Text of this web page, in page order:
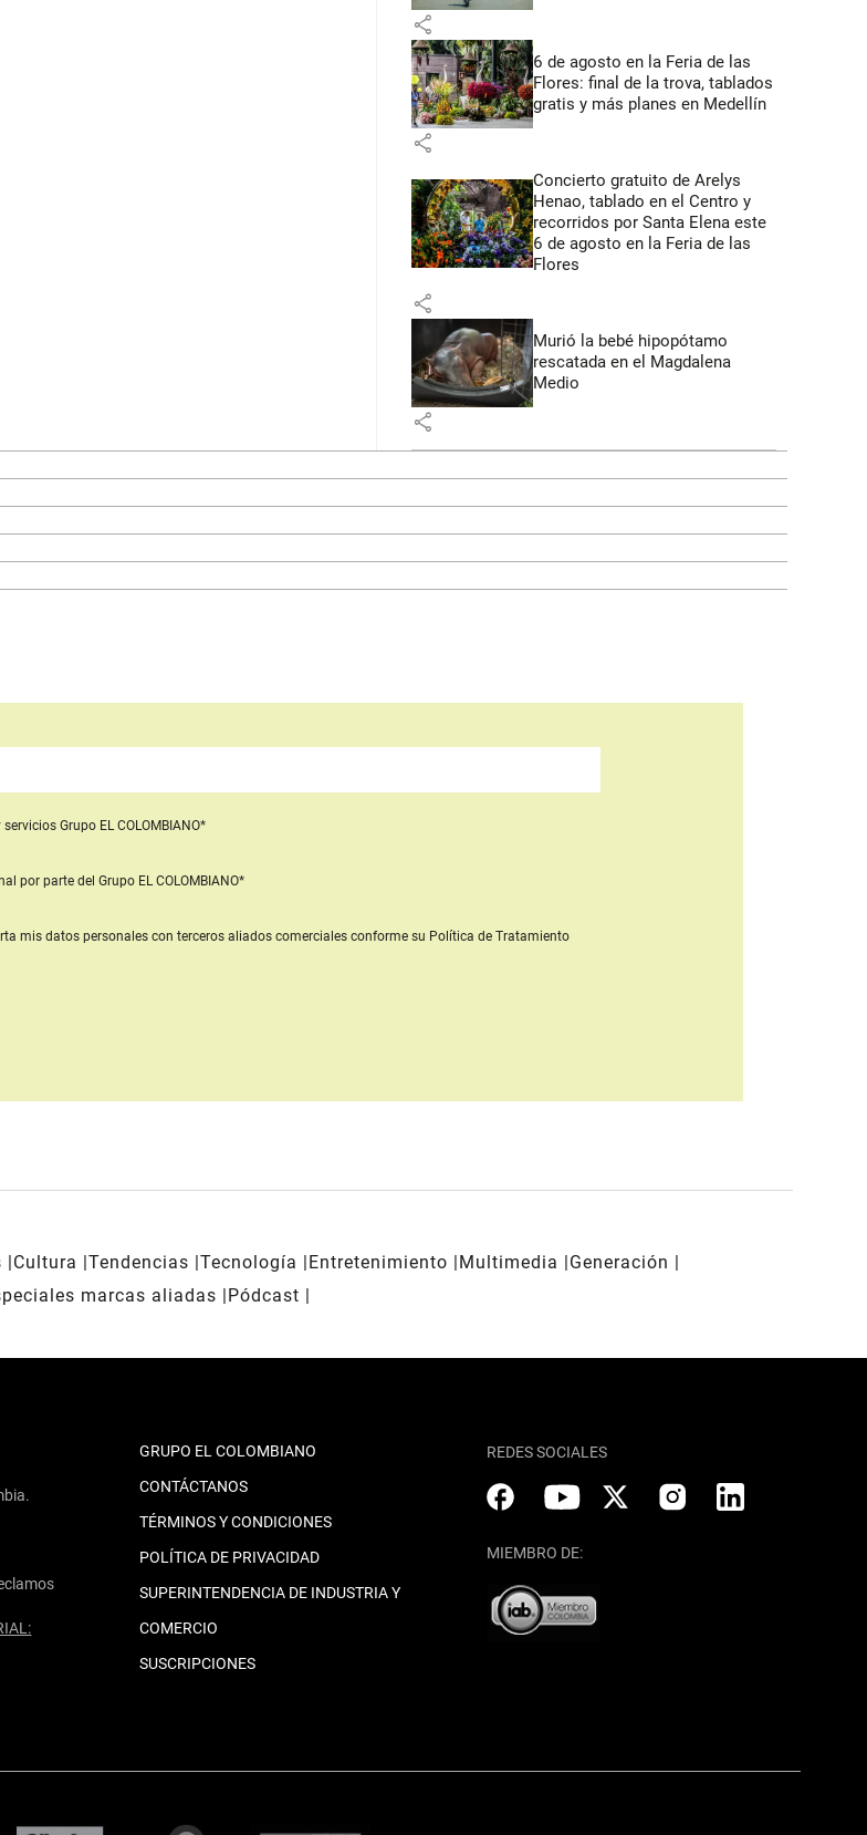
share
6 de agosto en la Feria de las
Flores: final de la trova, tablados
gratis y más planes en Medellín
share
Concierto gratuito de Arelys
Henao, tablado en el Centro y
recorridos por Santa Elena este
6 de agosto en la Feria de las
Flores
share
Murió la bebé hipopótamo
rescatada en el Magdalena
Medio
share
servicios Grupo EL COLOMBIANO*
por parte del Grupo EL COLOMBIANO*
mis datos personales con terceros aliados comercialesconforme su Política de Tratamiento
Cultura Tendencias Tecnología Entretenimiento Multimedia
Generación
marcas aliadas
Pódcast
GRUPO EL COLOMBIANO
CONTÁCTANOS
TÉRMINOS Y CONDICIONES
POLÍTICA DE PRIVACIDAD
SUPERINTENDENCIA DE INDUSTRIA Y
COMERCIO
SUSCRIPCIONES
REDES SOCIALES
MIEMBRO DE: